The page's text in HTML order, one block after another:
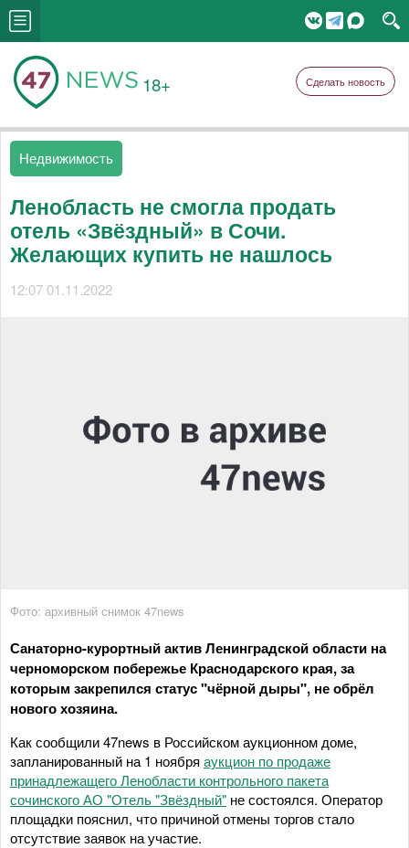
18+ Сделать новость
Недвижимость
Ленобласть не смогла продать
отель «Звёздный» в Сочи.
Желающих купить не нашлось
12:07 01.11.2022
Фото: архивный снимок 47news
Санаторно-курортный актив Ленинградской области на
черноморском побережье Краснодарского края, за
которым закрепился статус "чёрной дыры", не обрёл
нового хозяина.
Как сообщили 47news в Российском аукционном доме,
запланированный на 1 ноября аукцион по продаже
принадлежащего Ленобласти контрольного пакета
сочинского АО "Отель "Звёздный" не состоялся. Оператор
площадки пояснил, что причиной отмены торгов стало
отсутствие заявок на участие.